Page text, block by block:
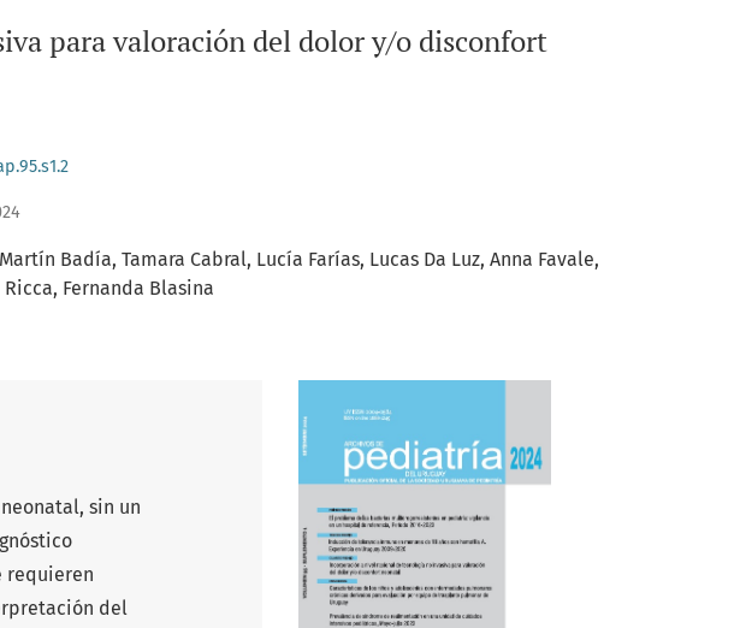
para valoración del dolor y/o disconfort
Martín Badía Tamara Cabral Lucía Farías Lucas Da Luz Anna Favale
Ricca Fernanda Blasina
sin un
requieren
del